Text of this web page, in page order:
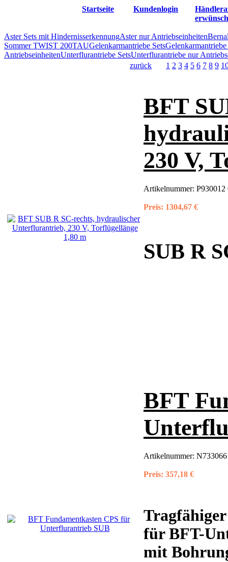
Startseite Kundenlogin
Aster Sets mit HindernisserkennungAster nur Antriebseinheiten
Sommer TWIST 200TAUGelenkarmantriebe Sets
AntriebseinheitenUnterflurantriebe SetsUnterflurantriebe nur
zurück
1 2 3 4 5 6 7 8 9
BFT
230 V,
Artikelnummer: P930012
Preis: 1304,67 €
SUB R
BFT
Artikelnummer:
Preis: 357,18 €
für BFT-
mit